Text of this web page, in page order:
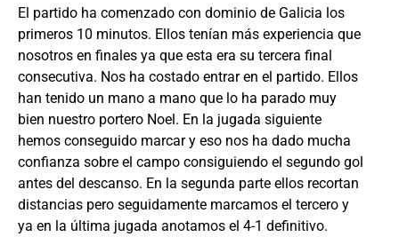
El partido ha comenzado con dominio de Galicia los
primeros 10 minutos. Ellos tenían más experiencia que
nosotros en finales ya que esta era su tercera final
consecutiva. Nos ha costado entrar en el partido. Ellos
han tenido un mano a mano que lo ha parado muy
bien nuestro portero Noel. En la jugada siguiente
hemos conseguido marcar y eso nos ha dado mucha
confianza sobre el campo consiguiendo el segundo gol
antes del descanso. En la segunda parte ellos recortan
distancias pero seguidamente marcamos el tercero y
ya en la última jugada anotamos el 4-1 definitivo.